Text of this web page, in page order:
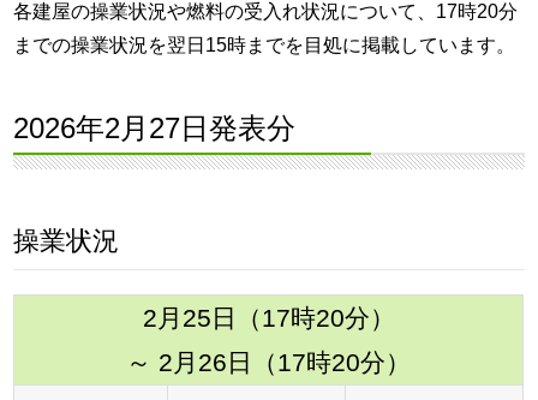
各建屋の操業状況や燃料の受入れ状況について、17時20分
までの操業状況を翌日15時までを目処に掲載しています。
2026年2月27日発表分
操業状況
2月25日（17時20分）
～ 2月26日（17時20分）